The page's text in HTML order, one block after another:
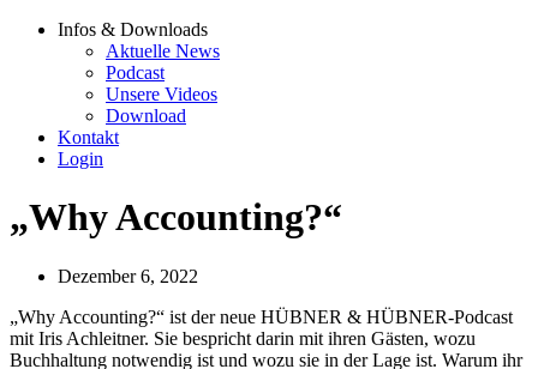
Infos & Downloads
Aktuelle News
Podcast
Unsere Videos
Download
Kontakt
Login
„Why Accounting?“
Dezember 6, 2022
„Why Accounting?“ ist der neue HÜBNER & HÜBNER-Podcast
mit Iris Achleitner. Sie bespricht darin mit ihren Gästen, wozu
Buchhaltung notwendig ist und wozu sie in der Lage ist. Warum ihr